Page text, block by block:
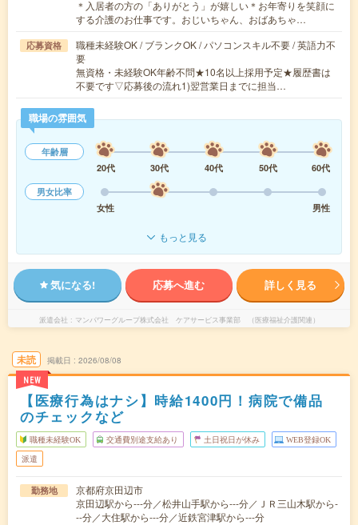
＊入居者の方の「ありがとう」が嬉しい＊お年寄りを笑顔に
する介護のお仕事です。おじいちゃん、おばあちゃ…
応募資格
職種未経験OK / ブランクOK / パソコンスキル不要 / 英語力不
要
無資格・未経験OK年齢不問★10名以上採用予定★履歴書は
不要です▽応募後の流れ1)翌営業日までに担当…
職場の雰囲気
年齢層
20代
30代 40代 50代
60代
男女比率
女性
男性
もっと見る
気になる! 応募へ進む 詳しく見る
派遣会社 マンパワーグループ株式会社 ケアサービス事業部 （医療福祉介護関連）
未読
NEW
掲載日 2026/08/08
【医療行為はナシ】時給1400円！病院で備品
のチェックなど
職種未経験OK 交通費別途支給あり 土日祝日が休み WEB登録OK
派遣
勤務地
京都府京田辺市
京田辺駅から---分／松井山手駅から---分／ＪＲ三山木駅から-
--分／大住駅から---分／近鉄宮津駅から---分